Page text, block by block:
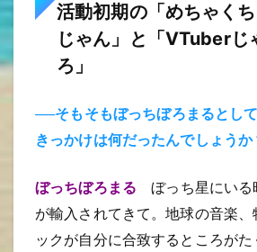
活動初期の「めちゃく
じゃん」と「VTuberじ
ろ」
──そもそもぼっちぼろまるとし
きっかけは何だったんでしょうか
ぼっちぼろまる ぼっち星にいる
が輸入されてきて。地球の音楽、
ックが自分に合致するところがた